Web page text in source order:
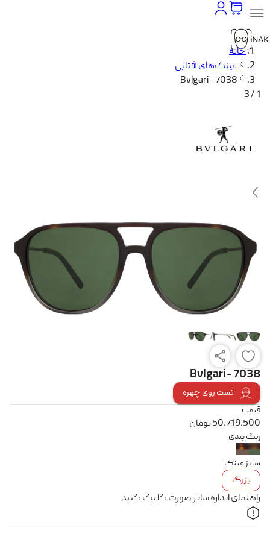
خانه
عینک‌های آفتابی
Bvlgari - 7038
1 / 3
Bvlgari - 7038
تست روی چهره
قیمت
50,719,500تومان
رنگ بندی
سایز عینک
بزرگ
راهنمای اندازه سایز صورت کلیک کنید